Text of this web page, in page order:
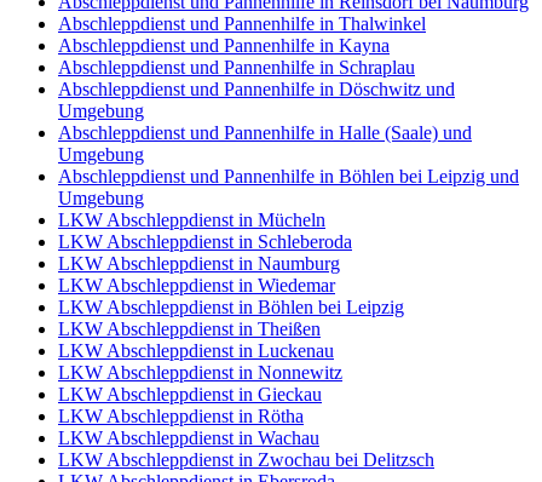
Abschleppdienst und Pannenhilfe in Thalwinkel
Abschleppdienst und Pannenhilfe in Kayna
Abschleppdienst und Pannenhilfe in Schraplau
Abschleppdienst und Pannenhilfe in Döschwitz und
Umgebung
Abschleppdienst und Pannenhilfe in Halle (Saale) und
Umgebung
Abschleppdienst und Pannenhilfe in Böhlen bei Leipzig und
Umgebung
LKW Abschleppdienst in Mücheln
LKW Abschleppdienst in Schleberoda
LKW Abschleppdienst in Naumburg
LKW Abschleppdienst in Wiedemar
LKW Abschleppdienst in Böhlen bei Leipzig
LKW Abschleppdienst in Theißen
LKW Abschleppdienst in Luckenau
LKW Abschleppdienst in Nonnewitz
LKW Abschleppdienst in Gieckau
LKW Abschleppdienst in Rötha
LKW Abschleppdienst in Wachau
LKW Abschleppdienst in Zwochau bei Delitzsch